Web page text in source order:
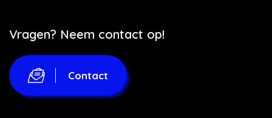
Vragen? Neem contact op!
Contact